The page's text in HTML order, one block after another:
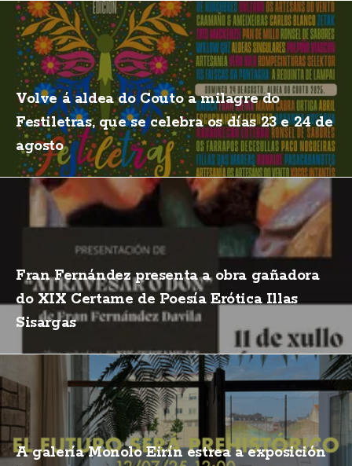
Volve á aldea do Couto a milagre do
Festiletras, que se celebra os días 23 e 24 de
agosto
Fran Fernández presenta a obra gañadora
do XIX Certame de Poesía Erótica Illas
Sisargas
A galería Monolo Eirín estrea a exposición